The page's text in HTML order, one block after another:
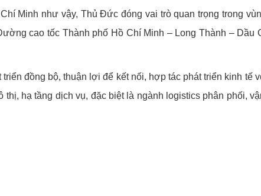
Minh như vậy, Thủ Đức đóng vai trò quan trọng trong
cao tốc Thành phố Hồ Chí Minh – Long Thành – Dầu
đồng bộ, thuận lợi để kết nối, hợp tác phát triển kinh
hạ tầng dịch vụ, đặc biệt là ngành logistics phân phối,